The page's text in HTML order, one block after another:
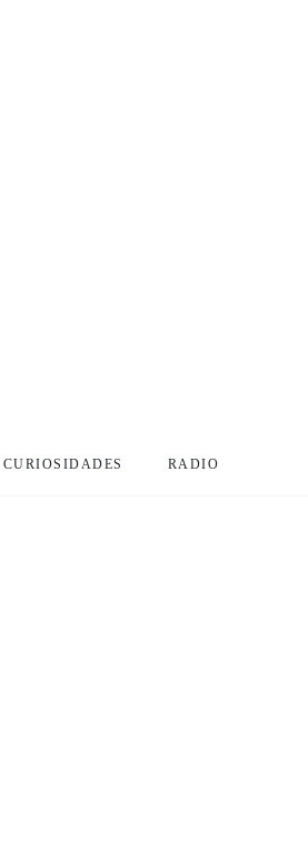
CURIOSIDADES RADIO